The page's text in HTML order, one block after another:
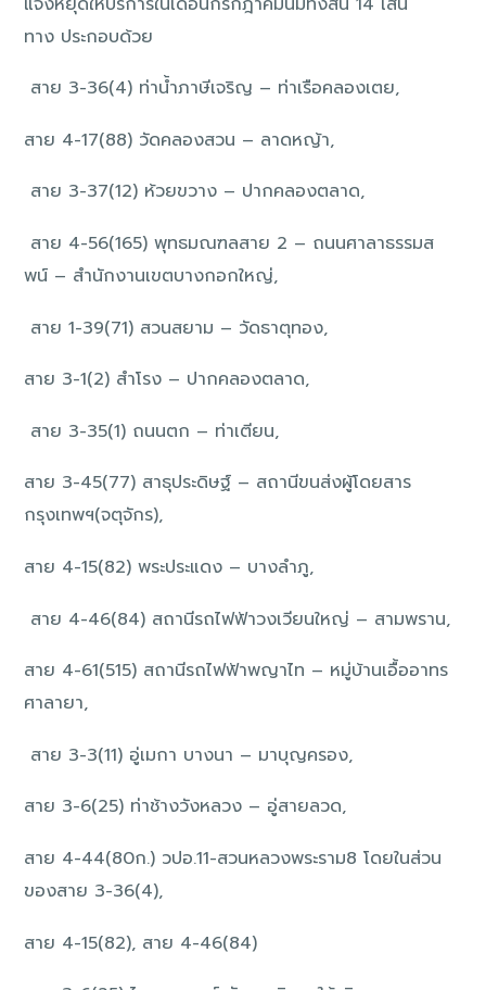
ทาง ประกอบด้วย
สาย 3-36(4) ท่าน้ำภาษีเจริญ – ท่าเรือคลองเตย,
สาย 4-17(88) วัดคลองสวน – ลาดหญ้า,
สาย 3-37(12) ห้วยขวาง – ปากคลองตลาด,
สาย 4-56(165) พุทธมณฑลสาย 2 – ถนนศาลาธรรมส
พน์ – สำนักงานเขตบางกอกใหญ่,
สาย 1-39(71) สวนสยาม – วัดธาตุทอง,
สาย 3-1(2) สำโรง – ปากคลองตลาด,
สาย 3-35(1) ถนนตก – ท่าเตียน,
สาย 3-45(77) สาธุประดิษฐ์ – สถานีขนส่งผู้โดยสาร
กรุงเทพฯ(จตุจักร),
สาย 4-15(82) พระประแดง – บางลำภู,
สาย 4-46(84) สถานีรถไฟฟ้าวงเวียนใหญ่ – สามพราน,
สาย 4-61(515) สถานีรถไฟฟ้าพญาไท – หมู่บ้านเอื้ออาทร
ศาลายา,
สาย 3-3(11) อู่เมกา บางนา – มาบุญครอง,
สาย 3-6(25) ท่าช้างวังหลวง – อู่สายลวด,
สาย 4-44(80ก.) วปอ.11-สวนหลวงพระราม8 โดยในส่วน
ของสาย 3-36(4),
สาย 4-15(82), สาย 4-46(84)